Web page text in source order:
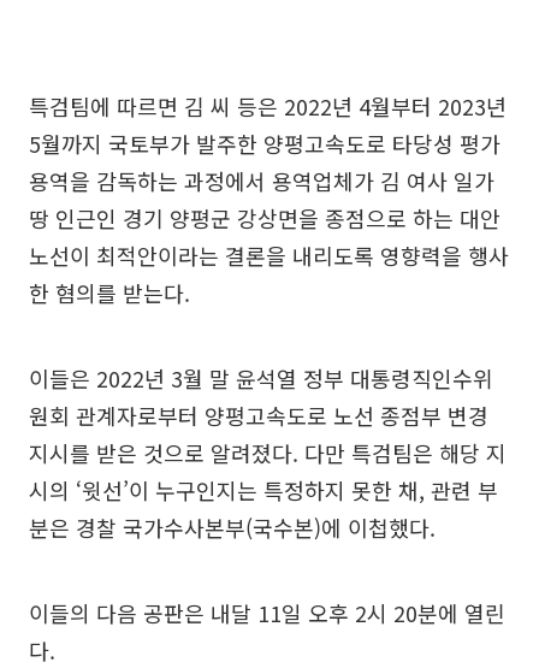
특검팀에 따르면 김 씨 등은 2022년 4월부터 2023년
5월까지 국토부가 발주한 양평고속도로 타당성 평가
용역을 감독하는 과정에서 용역업체가 김 여사 일가
땅 인근인 경기 양평군 강상면을 종점으로 하는 대안
노선이 최적안이라는 결론을 내리도록 영향력을 행사
한 혐의를 받는다.
이들은 2022년 3월 말 윤석열 정부 대통령직인수위
원회 관계자로부터 양평고속도로 노선 종점부 변경
지시를 받은 것으로 알려졌다. 다만 특검팀은 해당 지
시의 ‘윗선’이 누구인지는 특정하지 못한 채, 관련 부
분은 경찰 국가수사본부(국수본)에 이첩했다.
이들의 다음 공판은 내달 11일 오후 2시 20분에 열린
다.